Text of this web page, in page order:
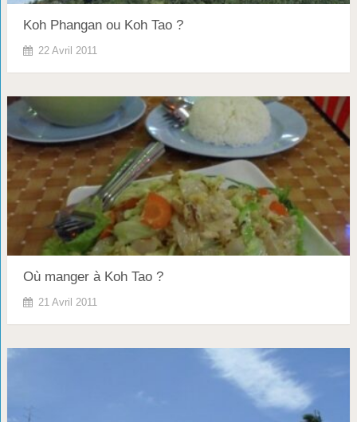
Koh Phangan ou Koh Tao ?
22 Avril 2011
Où manger à Koh Tao ?
21 Avril 2011